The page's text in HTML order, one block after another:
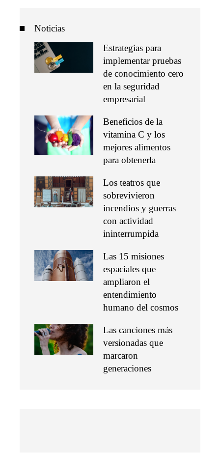
Noticias
Estrategias para
implementar pruebas
de conocimiento cero
en la seguridad
empresarial
Beneficios de la
vitamina C y los
mejores alimentos
para obtenerla
Los teatros que
sobrevivieron
incendios y guerras
con actividad
ininterrumpida
Las 15 misiones
espaciales que
ampliaron el
entendimiento
humano del cosmos
Las canciones más
versionadas que
marcaron
generaciones